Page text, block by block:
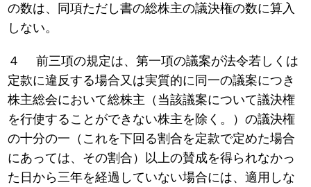
の数は、同項ただし書の総株主の議決権の数に算入
しない。
４ 前三項の規定は、第一項の議案が法令若しくは
定款に違反する場合又は実質的に同一の議案につき
株主総会において総株主（当該議案について議決権
を行使することができない株主を除く。）の議決権
の十分の一（これを下回る割合を定款で定めた場合
にあっては、その割合）以上の賛成を得られなかっ
た日から三年を経過していない場合には、適用しな